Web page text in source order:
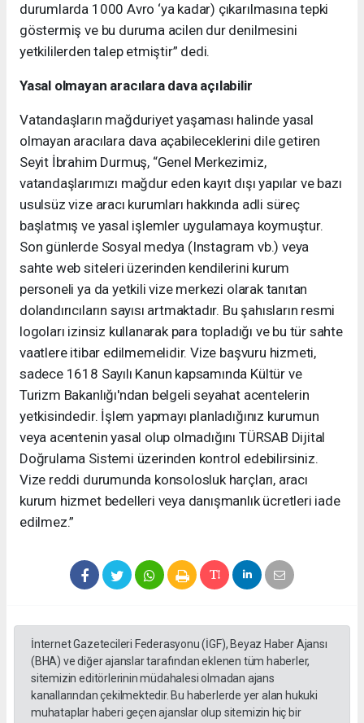
durumlarda 1000 Avro ‘ya kadar) çıkarılmasına tepki
göstermiş ve bu duruma acilen dur denilmesini
yetkililerden talep etmiştir” dedi.
Yasal olmayan aracılara dava açılabilir
Vatandaşların mağduriyet yaşaması halinde yasal
olmayan aracılara dava açabileceklerini dile getiren
Seyit İbrahim Durmuş, “Genel Merkezimiz,
vatandaşlarımızı mağdur eden kayıt dışı yapılar ve bazı
usulsüz vize aracı kurumları hakkında adli süreç
başlatmış ve yasal işlemler uygulamaya koymuştur.
Son günlerde Sosyal medya (Instagram vb.) veya
sahte web siteleri üzerinden kendilerini kurum
personeli ya da yetkili vize merkezi olarak tanıtan
dolandırıcıların sayısı artmaktadır. Bu şahısların resmi
logoları izinsiz kullanarak para topladığı ve bu tür sahte
vaatlere itibar edilmemelidir. Vize başvuru hizmeti,
sadece 1618 Sayılı Kanun kapsamında Kültür ve
Turizm Bakanlığı'ndan belgeli seyahat acentelerin
yetkisindedir. İşlem yapmayı planladığınız kurumun
veya acentenin yasal olup olmadığını TÜRSAB Dijital
Doğrulama Sistemi üzerinden kontrol edebilirsiniz.
Vize reddi durumunda konsolosluk harçları, aracı
kurum hizmet bedelleri veya danışmanlık ücretleri iade
edilmez.”
İnternet Gazetecileri Federasyonu (İGF), Beyaz Haber Ajansı
(BHA) ve diğer ajanslar tarafından eklenen tüm haberler,
sitemizin editörlerinin müdahalesi olmadan ajans
kanallarından çekilmektedir. Bu haberlerde yer alan hukuki
muhataplar haberi geçen ajanslar olup sitemizin hiç bir